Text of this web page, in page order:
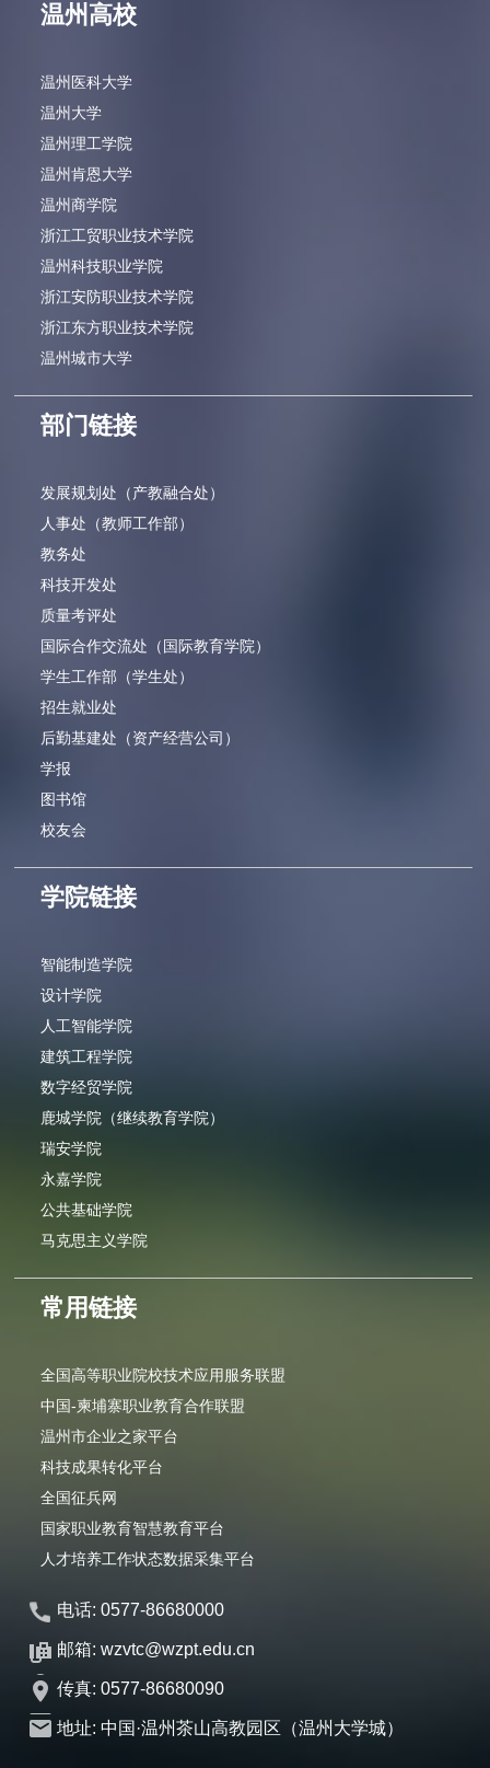
温州高校
温州医科大学
温州大学
温州理工学院
温州肯恩大学
温州商学院
浙江工贸职业技术学院
温州科技职业学院
浙江安防职业技术学院
浙江东方职业技术学院
温州城市大学
部门链接
发展规划处（产教融合处）
人事处（教师工作部）
教务处
科技开发处
质量考评处
国际合作交流处（国际教育学院）
学生工作部（学生处）
招生就业处
后勤基建处（资产经营公司）
学报
图书馆
校友会
学院链接
智能制造学院
设计学院
人工智能学院
建筑工程学院
数字经贸学院
鹿城学院（继续教育学院）
瑞安学院
永嘉学院
公共基础学院
马克思主义学院
常用链接
全国高等职业院校技术应用服务联盟
中国-柬埔寨职业教育合作联盟
温州市企业之家平台
科技成果转化平台
全国征兵网
国家职业教育智慧教育平台
人才培养工作状态数据采集平台
电话: 0577-86680000
邮箱: wzvtc@wzpt.edu.cn
传真: 0577-86680090
地址: 中国·温州茶山高教园区（温州大学城）